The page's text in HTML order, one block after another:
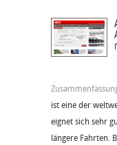
ist eine der
eignet sich sehr
längere Fahrten.